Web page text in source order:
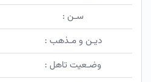
سـن :
دیـن و مـذهب :
وضـعیت تاهل :